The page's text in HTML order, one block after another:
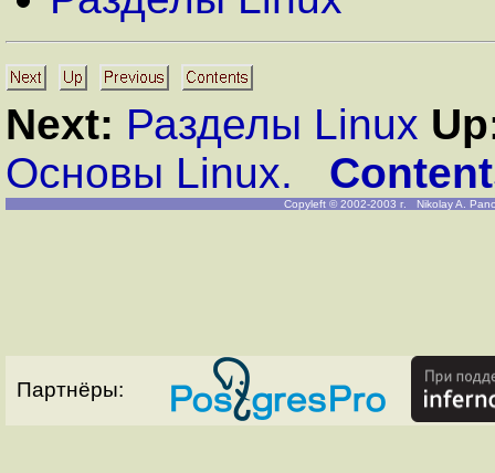
Next: Разделы Linux
Основы Linux.
Copyleft © 2002-2003 г. Nikolay A.
Партнёры: